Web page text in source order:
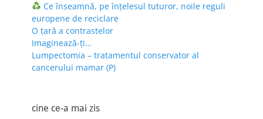
Ce înseamnă, pe înțelesul tuturor, noile reguli
europene de reciclare
O țară a contrastelor
Imaginează-ți…
Lumpectomia – tratamentul conservator al
cancerului mamar (P)
cine ce-a mai zis